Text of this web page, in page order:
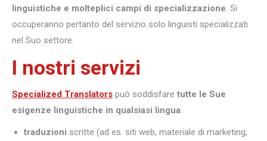
linguistiche e molteplici campi di specializzazione. Si
occuperanno pertanto del servizio solo linguisti specializzati
nel Suo settore.
I nostri servizi
Specialized Translators può soddisfare tutte le Sue
esigenze linguistiche in qualsiasi lingua:
traduzioni scritte (ad es. siti web, materiale di marketing,